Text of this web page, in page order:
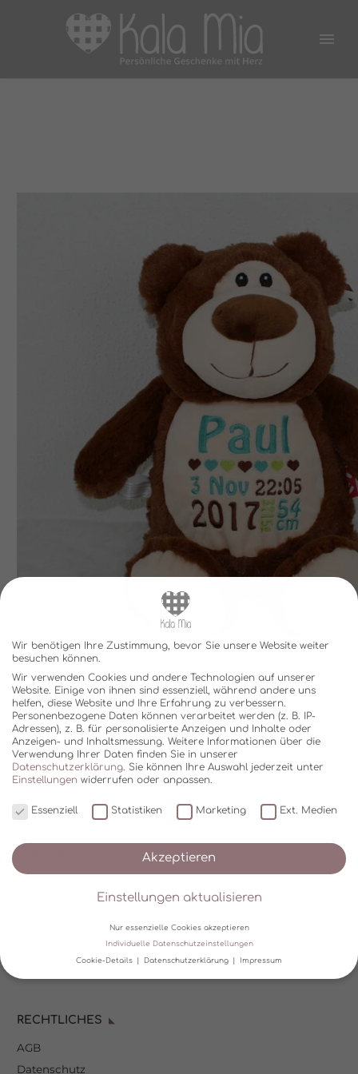
Zahlungsoptionen
Mein Kundenkonto
RECHTLICHES
AGB
Datenschutz
Wir benötigen Ihre Zustimmung, bevor Sie unsere Website weiter
besuchen können.
Wir verwenden Cookies und andere Technologien auf unserer
Website. Einige von ihnen sind essenziell, während andere uns
helfen, diese Website und Ihre Erfahrung zu verbessern.
Personenbezogene Daten können verarbeitet werden (z. B. IP-
Adressen), z. B. für personalisierte Anzeigen und Inhalte oder
Anzeigen- und Inhaltsmessung. Weitere Informationen über die
Verwendung Ihrer Daten finden Sie in unserer
Datenschutzerklärung Sie können Ihre Auswahl jederzeit unter
Einstellungen widerrufen oder anpassen.
Essenziell Statistiken Marketing Ext. Medien
Akzeptieren
Einstellungen aktualisieren
Nur essenzielle Cookies akzeptieren
Individuelle Datenschutzeinstellungen
Cookie-Details Datenschutzerklärung Impressum
Wir verwenden Cookies und andere Technologien auf unserer
helfen, diese Website und Ihre Erfahrung zu verbessern.